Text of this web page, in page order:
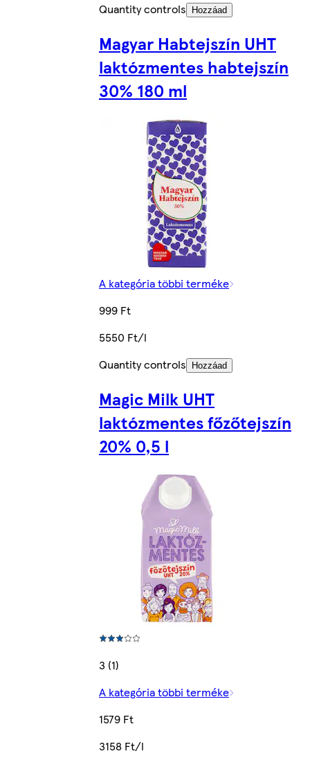
Quantity controls Hozzáad
Magyar Habtejszín UHT
laktózmentes habtejszín
30% 180 ml
A kategória többi terméke
999 Ft
5550 Ft/l
Quantity controls
Hozzáad
Magic Milk UHT
laktózmentes főzőtejszín
20% 0,5 l
3 (1)
A kategória többi terméke
1579 Ft
3158 Ft/l